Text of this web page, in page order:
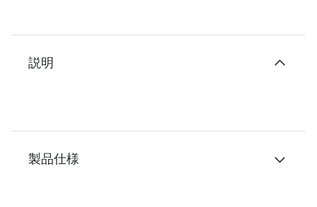
説明
製品仕様